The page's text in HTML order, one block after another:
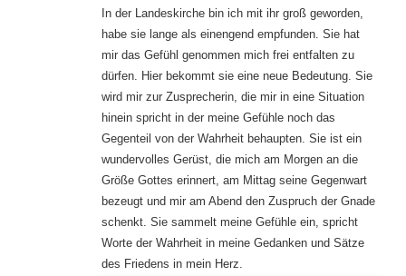
In der Landeskirche bin ich mit ihr groß geworden,
habe sie lange als einengend empfunden. Sie hat
mir das Gefühl genommen mich frei entfalten zu
dürfen. Hier bekommt sie eine neue Bedeutung. Sie
wird mir zur Zusprecherin, die mir in eine Situation
hinein spricht in der meine Gefühle noch das
Gegenteil von der Wahrheit behaupten. Sie ist ein
wundervolles Gerüst, die mich am Morgen an die
Größe Gottes erinnert, am Mittag seine Gegenwart
bezeugt und mir am Abend den Zuspruch der Gnade
schenkt. Sie sammelt meine Gefühle ein, spricht
Worte der Wahrheit in meine Gedanken und Sätze
des Friedens in mein Herz.